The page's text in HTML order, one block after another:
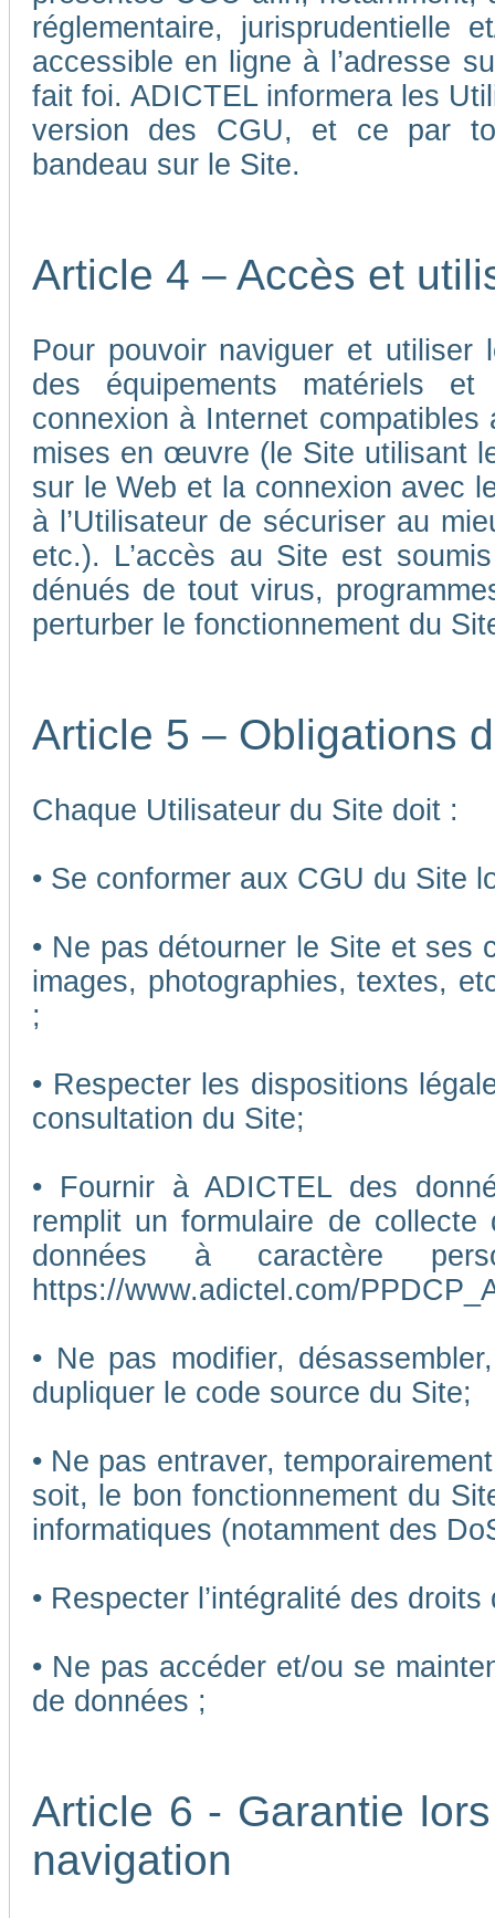
réglementaire, jurisprudentielle
accessible en ligne à l’adresse
fait foi. ADICTEL informera les
version des CGU, et ce par
bandeau sur le Site.
Article 4 – Accès et
Pour pouvoir naviguer et utiliser
des équipements matériels
connexion à Internet
mises en œuvre (le Site utilisant
sur le Web et la connexion avec
à l’Utilisateur de sécuriser au
etc.). L’accès au Site est
dénués de tout virus,
perturber le fonctionnement du
Article 5 – Obligations
Chaque Utilisateur du Site doit :
• Se conformer aux CGU du Site
• Ne pas détourner le Site et ses
images, photographies, textes,
;
• Respecter les dispositions
consultation du Site;
• Fournir à ADICTEL des
remplit un formulaire de
données à caractère
https://www.adictel.com/
• Ne pas modifier,
dupliquer le code source du Site;
• Ne pas entraver,
soit, le bon fonctionnement du
informatiques (notamment des
• Respecter l’intégralité des
• Ne pas accéder et/ou se
de données ;
Article 6 - Garantie
navigation